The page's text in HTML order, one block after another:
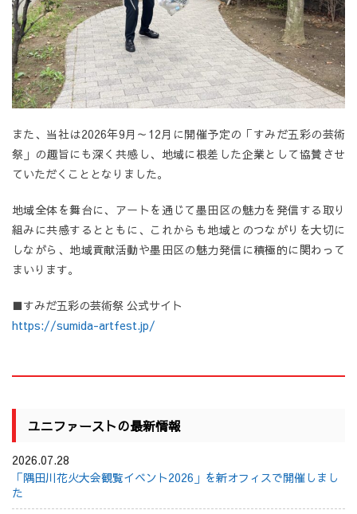
また、当社は2026年9月～12月に開催予定の「すみだ五彩の芸術
祭」の趣旨にも深く共感し、地域に根差した企業として協賛させ
ていただくこととなりました。
地域全体を舞台に、アートを通じて墨田区の魅力を発信する取り
組みに共感するとともに、これからも地域とのつながりを大切に
しながら、地域貢献活動や墨田区の魅力発信に積極的に関わって
まいります。
■すみだ五彩の芸術祭 公式サイト
https://sumida-artfest.jp/
ユニファーストの最新情報
2026.07.28
「隅田川花火大会観覧イベント2026」を新オフィスで開催しまし
た